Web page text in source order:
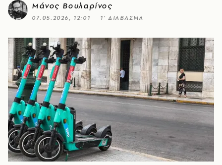
Μάνος Βουλαρίνος
07.05.2026, 12:01 1’ ΔΙΑΒΑΣΜΑ